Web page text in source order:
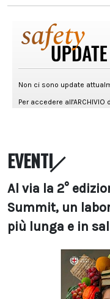
EVENTI
Al via la 2°
Summit, un
più lunga e in